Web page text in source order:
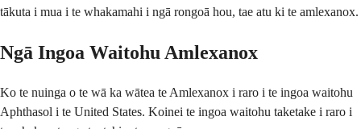
tākuta i mua i te whakamahi i ngā rongoā hou, tae atu ki te amlexanox.
Ngā Ingoa Waitohu Amlexanox
Ko te nuinga o te wā ka wātea te Amlexanox i raro i te ingoa waitohu
Aphthasol i te United States. Koinei te ingoa waitohu taketake i raro i